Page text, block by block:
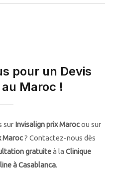
pour un Devis
Maroc !
sur Invisalign prix Marocou sur
Maroc? Contactez-nous dès
gratuiteà la Clinique
à Casablanca.